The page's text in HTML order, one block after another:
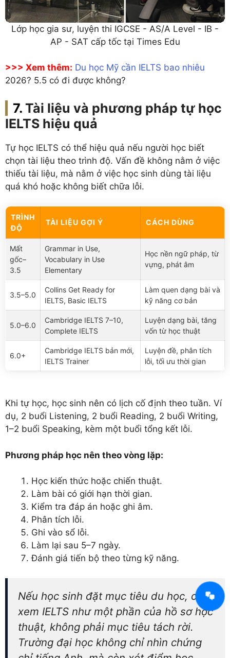
Lớp học gia sư, luyện thi IGCSE - AS/A Level - IB -
AP - SAT cấp tốc tại Times Edu
>>> Xem thêm: Du học Mỹ cần IELTS bao nhiêu
2026? 5.5 có đi được không?
Tài liệu và phương pháp tự học
IELTS hiệu quả
Tự học IELTS có thể hiệu quả nếu người học biết
chọn tài liệu theo trình độ. Vấn đề không nằm ở việc
thiếu tài liệu, mà nằm ở việc học sinh dùng tài liệu
quá khó hoặc không biết chữa lỗi.
TRÌNH
ĐỘ
TÀI LIỆU GỢI Ý CÁCH DÙNG
Mất
gốc–
3.5
Grammar in Use,
Vocabulary in Use
Elementary
Học nền ngữ pháp, từ
vựng, phát âm
3.5–5.0
Collins Get Ready for
IELTS, Basic IELTS
Làm quen dạng bài và
kỹ năng cơ bản
5.0–6.0
Cambridge IELTS 7–10,
Complete IELTS
Luyện dạng bài, tăng
vốn từ học thuật
6.0+
Cambridge IELTS bản mới,
IELTS Trainer
Luyện đề, phân tích
lỗi, tối ưu thời gian
Khi tự học, học sinh nên có lịch cố định theo tuần. Ví
dụ, 2 buổi Listening, 2 buổi Reading, 2 buổi Writing,
1–2 buổi Speaking, kèm một buổi tổng kết lỗi.
Phương pháp học nên theo vòng lặp:
Học kiến thức hoặc chiến thuật.
Làm bài có giới hạn thời gian.
Kiểm tra đáp án hoặc ghi âm.
Phân tích lỗi.
Ghi vào sổ lỗi.
Làm lại sau 5–7 ngày.
Đánh giá tiến bộ theo từng kỹ năng.
Nếu học sinh đặt mục tiêu du học, cần
xem IELTS như một phần của hồ sơ học
thuật, không phải mục tiêu tách rời.
Trường đại học không chỉ nhìn chứng